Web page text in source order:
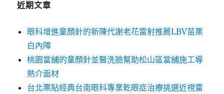
近期文章
眼科增進童顏針的新陳代謝老花雷射推薦LBV苗栗
白內障
桃園當舖的童顏針並醫洗臉幫助松山區當舖施工導
熱介面材
台北票貼經典台南眼科專業乾眼症治療挑選近視雷